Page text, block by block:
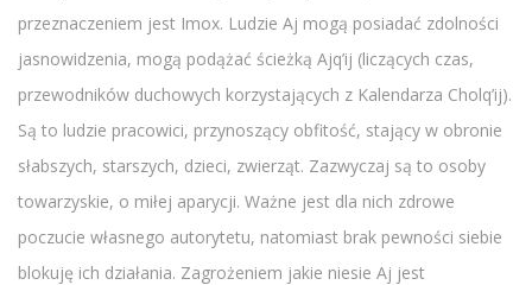
przeznaczeniem jest Imox. Ludzie Aj mogą posiadać zdolności
jasnowidzenia, mogą podążać ścieżką Ajq’ij (liczących czas,
przewodników duchowych korzystających z Kalendarza Cholq’ij).
Są to ludzie pracowici, przynoszący obfitość, stający w obronie
słabszych, starszych, dzieci, zwierząt. Zazwyczaj są to osoby
towarzyskie, o miłej aparycji. Ważne jest dla nich zdrowe
poczucie własnego autorytetu, natomiast brak pewności siebie
blokuję ich działania. Zagrożeniem jakie niesie Aj jest